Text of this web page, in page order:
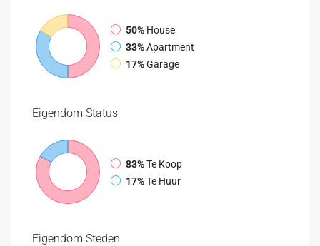
50% House
33%Apartment
17%Garage
Eigendom Status
83%Te Koop
17%Te Huur
Eigendom Steden